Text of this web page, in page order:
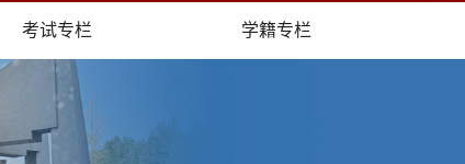
考试专栏 学籍专栏